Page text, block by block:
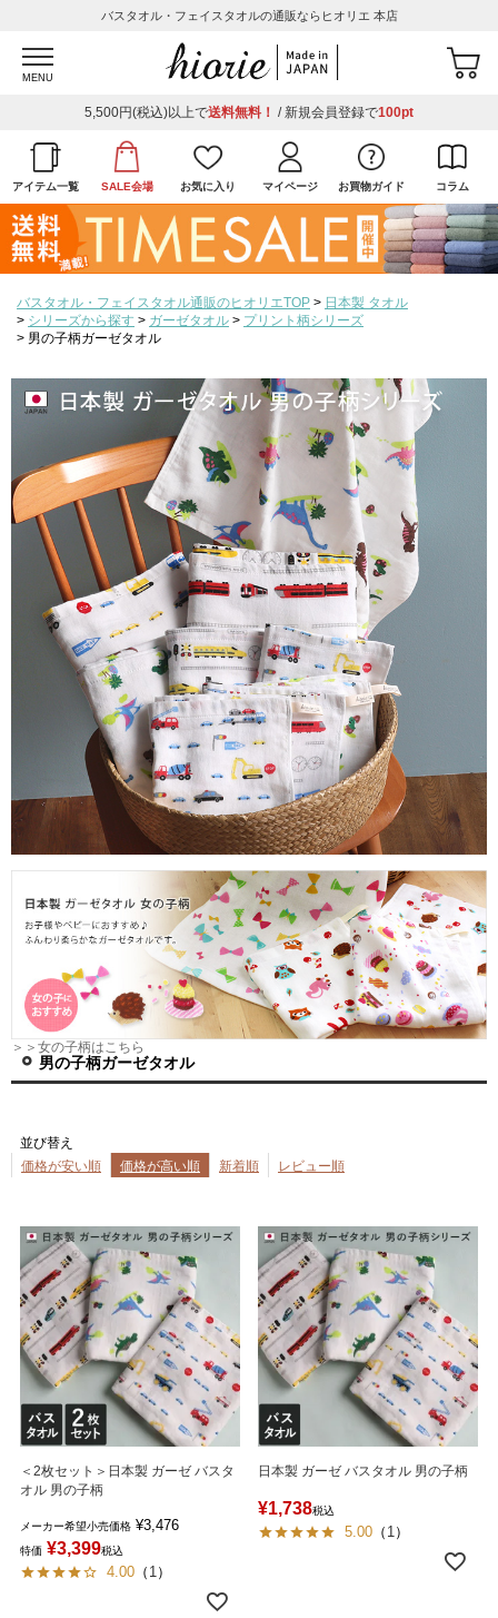
バスタオル・フェイスタオルの通販ならヒオリエ 本店
MENU
5,500円(税込)以上で送料無料！ / 新規会員登録で100pt
アイテム一覧 SALE会場 お気に入り マイページ お買物ガイド コラム
バスタオル・フェイスタオル通販のヒオリエTOP
日本製 タオル
シリーズから探す
ガーゼタオル
プリント柄シリーズ
男の子柄ガーゼタオル
＞＞女の子柄はこちら
男の子柄ガーゼタオル
並び替え
価格が安い順
価格が高い順 新着順 レビュー順
＜2枚セット＞日本製 ガーゼ バスタ
オル 男の子柄
メーカー希望小売価格 ¥3,476
特価 ¥3,399税込
4.00 （ 1 ）
日本製 ガーゼ バスタオル 男の子柄
¥1,738税込
5.00 （ 1 ）